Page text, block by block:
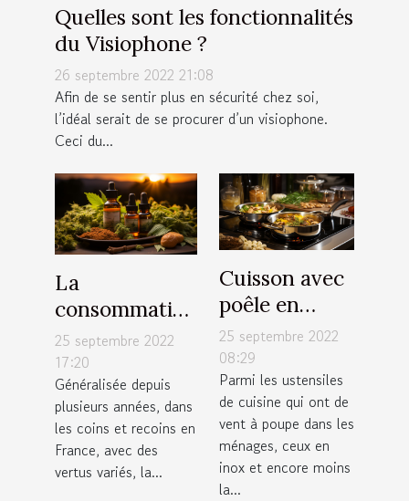
Quelles sont les fonctionnalités
du Visiophone ?
26 septembre 2022 21:08
Afin de se sentir plus en sécurité chez soi,
l’idéal serait de se procurer d’un visiophone.
Ceci du...
La
consommation
régulière du
CBD est -elle
bonne pour la
santé ?
25 septembre 2022
17:20
Généralisée depuis
plusieurs années, dans
les coins et recoins en
France, avec des
vertus variés, la...
Cuisson avec
poêle en
inox : Quelle
est la
température
maximale qui
convient ?
25 septembre 2022
08:29
Parmi les ustensiles
de cuisine qui ont de
vent à poupe dans les
ménages, ceux en
inox et encore moins
la...